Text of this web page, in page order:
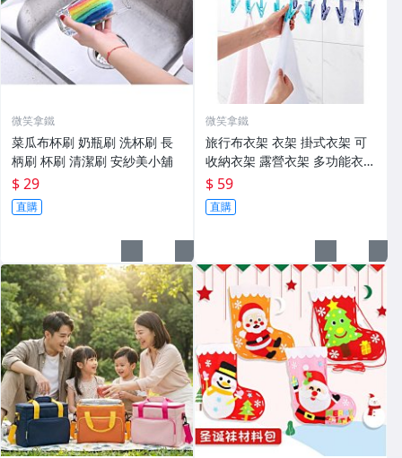
微笑拿鐵
菜瓜布杯刷 奶瓶刷 洗杯刷 長
柄刷 杯刷 清潔刷 安紗美小舖
$ 29
直購
微笑拿鐵
旅行布衣架 衣架 掛式衣架 可
收納衣架 露營衣架 多功能衣架
晾衣架 晾衣衣夾 布衣架 收納
掛架 安紗美小舖
$ 59
直購